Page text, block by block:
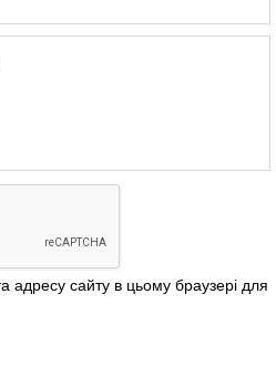
адресу сайту в цьому браузері для